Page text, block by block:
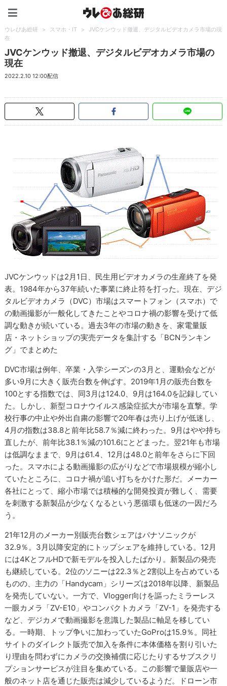
ウレぴあ総研 > スマホ・IT >
JVCケンウッド撤退、デジタルビデオカメラ市場の現
在
JVCケンウッド撤退、デジタルビデオカメラ市場の
現在
2022.2.10 12:00配信
JVCケンウッドは2月1日、民生用ビデオカメラの生産終了を発
表。1984年から37年続いた事業に終止符を打った。現在、デジ
タルビデオカメラ（DVC）市場はスマートフォン（スマホ）で
の動画撮影が一般化してきたことやコロナ禍の影響を受けて低
調な動きが続いている。過去3年の市場の動きを、家電量販
店・ネットショップの実売データを集計する「BCNランキン
グ」でまとめた
DVC市場は例年、卒業・入学シーズンの3月と、運動会などが
多い9月に大きく販売台数を伸ばす。2019年1月の販売台数を
100とする指数では、同3月は124.0、9月は164.0を記録してい
た。しかし、新型コロナウイルス感染症拡大が市場を直撃。学
校行事の中止や外出自粛の影響で20年春は売り上げが低迷し、
4月の指数は38.8と前年比58.7％減に終わった。9月はやや持ち
直したが、前年比38.1％減の101.6にとどまった。翌21年も市場
は低調なままで、9月は61.4、12月は48.0と前年をさらに下回
った。スマホによる動画撮影の広がりなどで市場規模が縮小し
ていたところに、コロナ禍が追い打ちをかけた形だ。メーカー
各社にとって、縮小市場では積極的な開発投資が難しく、需要
を刺激する新製品が少なくなるという悪循環も低迷の一因だろ
う。
21年12月のメーカー別販売台数シェアはパナソニックが
32.9％。3月以降安定的にトップシェアを維持している。12月
には4KとフルHDで新モデルを投入したばかり。新製品の発売
も継続している。2位のソニーは22.3％と2割以上を占めている
ものの、主力の「Handycam」シリーズは2018年以降、新製品
を発売していない。一方で、Vlogger向けを謳ったミラーレス
一眼カメラ「ZV-E10」やコンパクトカメラ「ZV-1」を発売する
など、デジカメで動画撮影を意識した製品に軸足を移してい
る。一時期、トップ争いに加わっていたGoProは15.9％。同社
サイトのダイレクト販売で加入を条件に本体価格を割り引いた
り理由を問わずにカメラの交換補償に応じたりするサブスクリ
プションサービスが注目を集めている。この影響で量販店や一
般のネット店を通じた販売は減少しているようだ。ドローン市